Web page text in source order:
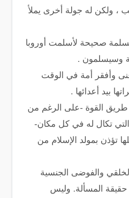
، ولكن له جولة أخرى يملأ
صحيحة لأسلمت أوروبا
وسيسلمون .
وأفقر أمة في الوقت
بيد أعدائها .
طريق القوة -على الرغم من
تكال له في كل مكان-
تؤذن بمولد الإسلام من
والفوضى الجنسية
المسألة. وليس